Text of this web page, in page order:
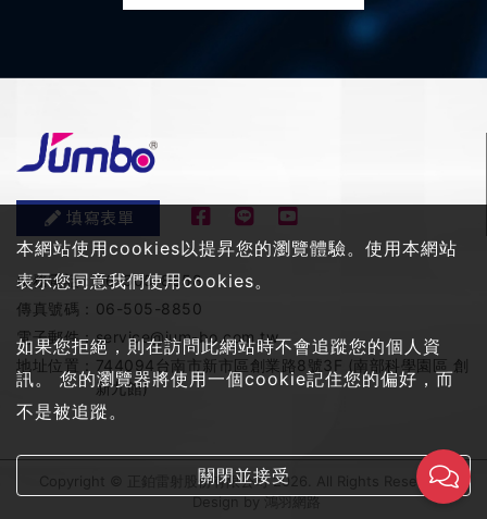
填寫表單
服務電話：06-505-8858
傳真號碼： 06-505-8850
電子郵件：service@jum-bo.com.tw
地址位置： 744094台南市新市區創業路8號3F (南部科學園區 創
新九館)
Copyright © 正鉑雷射股份有限公司 2026. All Rights Reserved
Design by鴻羽網路
本網站使用cookies以提昇您的瀏覽體驗。使用本網站
表示您同意我們使用cookies。
如果您拒絕，則在訪問此網站時不會追蹤您的個人資
訊。 您的瀏覽器將使用一個cookie記住您的偏好，而
不是被追蹤。
關閉並接受